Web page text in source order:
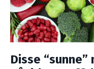
Disse